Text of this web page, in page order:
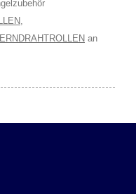
an